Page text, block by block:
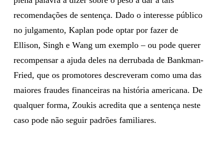
recomendações de sentença. Dado o interesse público
no julgamento, Kaplan pode optar por fazer de
Ellison, Singh e Wang um exemplo – ou pode querer
recompensar a ajuda deles na derrubada de Bankman-
Fried, que os promotores descreveram como uma das
maiores fraudes financeiras na história americana. De
qualquer forma, Zoukis acredita que a sentença neste
caso pode não seguir padrões familiares.